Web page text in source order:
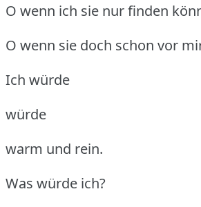
O wenn ich sie nur finden
O wenn sie doch schon vor
Ich würde
würde
warm und rein.
Was würde ich?